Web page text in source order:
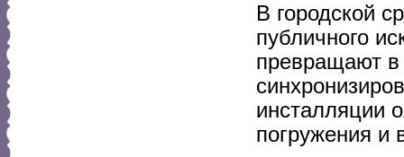
В городской
публичного
превращают
инсталляции
погружения и